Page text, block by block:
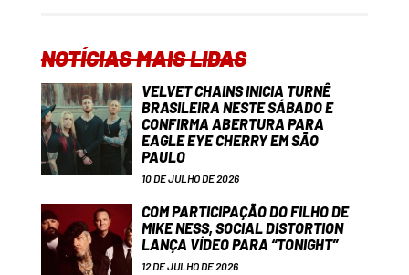
NOTÍCIAS MAIS LIDAS
VELVET CHAINS INICIA TURNÊ
BRASILEIRA NESTE SÁBADO E
CONFIRMA ABERTURA PARA
EAGLE EYE CHERRY EM SÃO
PAULO
10 DE JULHO DE 2026
COM PARTICIPAÇÃO DO FILHO DE
MIKE NESS, SOCIAL DISTORTION
LANÇA VÍDEO PARA “TONIGHT”
12 DE JULHO DE 2026